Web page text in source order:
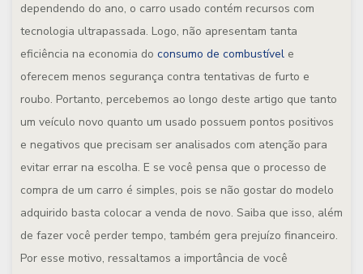
dependendo do ano, o carro usado contém recursos com
tecnologia ultrapassada. Logo, não apresentam tanta
eficiência na economia do consumo de combustível e
oferecem menos segurança contra tentativas de furto e
roubo. Portanto, percebemos ao longo deste artigo que tanto
um veículo novo quanto um usado possuem pontos positivos
e negativos que precisam ser analisados com atenção para
evitar errar na escolha. E se você pensa que o processo de
compra de um carro é simples, pois se não gostar do modelo
adquirido basta colocar a venda de novo. Saiba que isso, além
de fazer você perder tempo, também gera prejuízo financeiro.
Por esse motivo, ressaltamos a importância de você